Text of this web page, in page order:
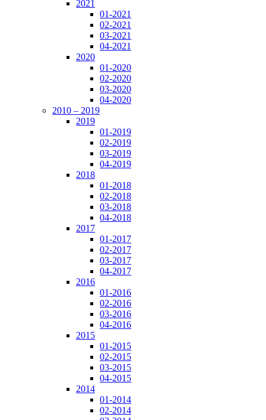
2021
01-2021
02-2021
03-2021
04-2021
2020
01-2020
02-2020
03-2020
04-2020
2010 – 2019
2019
01-2019
02-2019
03-2019
04-2019
2018
01-2018
02-2018
03-2018
04-2018
2017
01-2017
02-2017
03-2017
04-2017
2016
01-2016
02-2016
03-2016
04-2016
2015
01-2015
02-2015
03-2015
04-2015
2014
01-2014
02-2014